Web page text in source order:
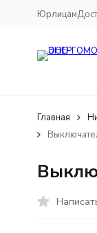
Юрлицам
Главная